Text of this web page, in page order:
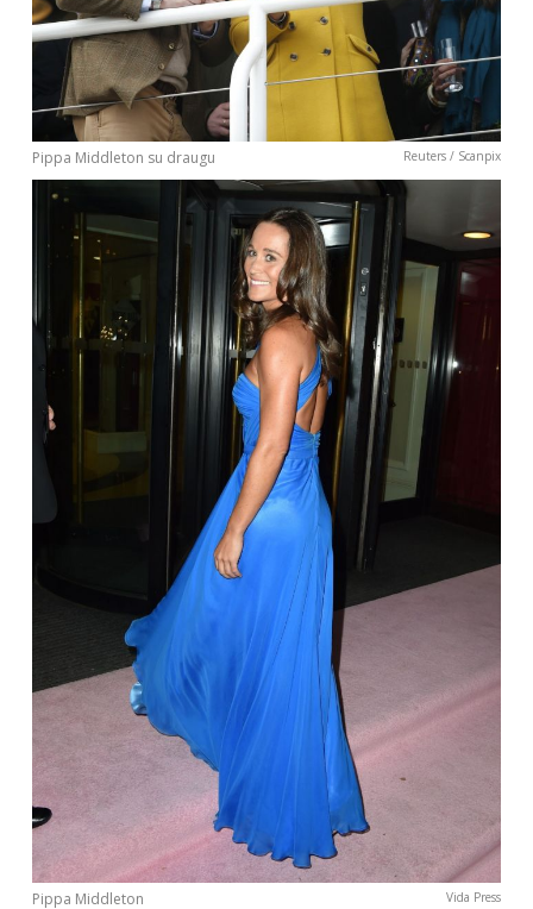
Pippa Middleton su draugu Reuters / Scanpix
Pippa Middleton Vida Press